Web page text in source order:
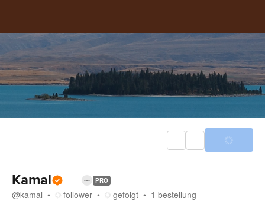
Kamal PRO
@kamal follower gefolgt 1 bestellung